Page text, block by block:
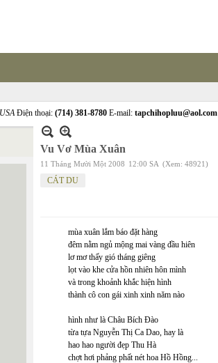
Điện thoại: (714) 381-8780 E-mail: tapchihopluu@aol.com
Vu Vơ Mùa Xuân
11 Tháng Mười Một 2008 12:00 SA (Xem: 48921)
CÁT DU
mùa xuân lắm báo đặt hàng
đêm nằm ngủ mộng mai vàng đầu hiên
lơ mơ thấy gió tháng giêng
lọt vào khe cửa hồn nhiên hôn mình
và trong khoảnh khắc hiện hình
thành cô con gái xinh xinh năm nào
hình như là Châu Bích Đào
từa tựa Nguyễn Thị Ca Dao, hay là
hao hao người đẹp Thu Hà
chợt hơi phảng phất nét hoa Hồ Hồng...